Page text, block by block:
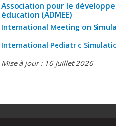
Association pour le
éducation (ADMEE)
International Meeting on
International Pediatric
Mise à jour : 16 juillet 2026